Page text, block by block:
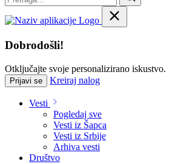
Dobrodošli!
Otključajte svoje personalizirano iskustvo.
Prijavi se Kreiraj nalog
Vesti
Pogledaj sve
Vesti iz Šapca
Vesti iz Srbije
Arhiva vesti
Društvo